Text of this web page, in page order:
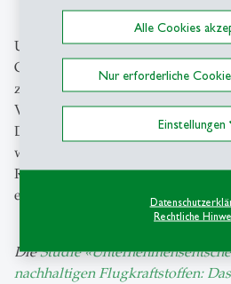
Alle Cookies
Nur erforderliche
Einstellungen
Rechtliche
gebündelten Einkauf
Unternehmen wollen die
Geschäftsreisen senken, stehen
zwischen
Verantwortung. SAF könnte eine
Dekarbonisierung des
wirtschaftlichen und
Rahmenbedingungen eine breite
ermöglichen.
DieStudie
nachhaltigen Flugkraftstoffen: